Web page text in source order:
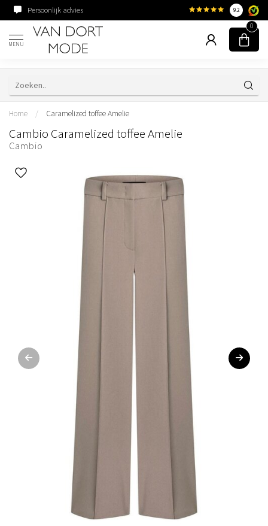
Persoonlijk advies Familiebedrijf sinds
9.2
MENU
0
Home / Caramelized toffee Amelie
Cambio Caramelized toffee Amelie
Cambio